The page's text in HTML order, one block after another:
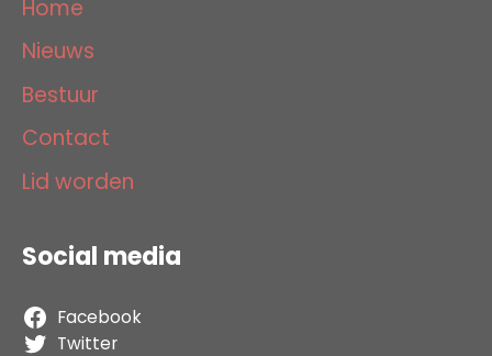
Home
Nieuws
Bestuur
Contact
Lid worden
Social media
Facebook
Twitter